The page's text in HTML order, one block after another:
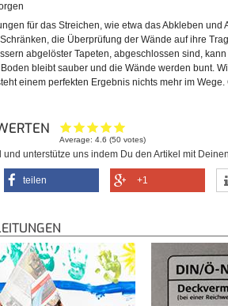
für das Streichen, wie etwa das Abkleben und
die Überprüfung der Wände auf ihre
abgelöster Tapeten, abgeschlossen sind,
bleibt sauber und die Wände werden bunt.
einem perfekten Ergebnis nichts mehr im
Average:4.6 (50 votes)
und unterstütze uns indem Du den Artikel mit
teilen +1